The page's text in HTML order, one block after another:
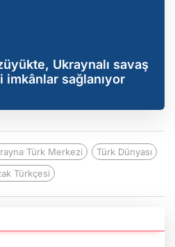
Ukraynalı savaş
imkânlar sağlanıyor
Türk Merkezi
Türk Dünyası
Türkçesi